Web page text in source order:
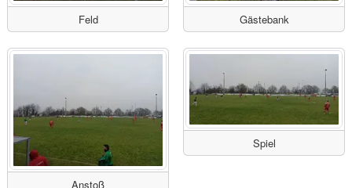
Feld Gästebank
Anstoß
Spiel